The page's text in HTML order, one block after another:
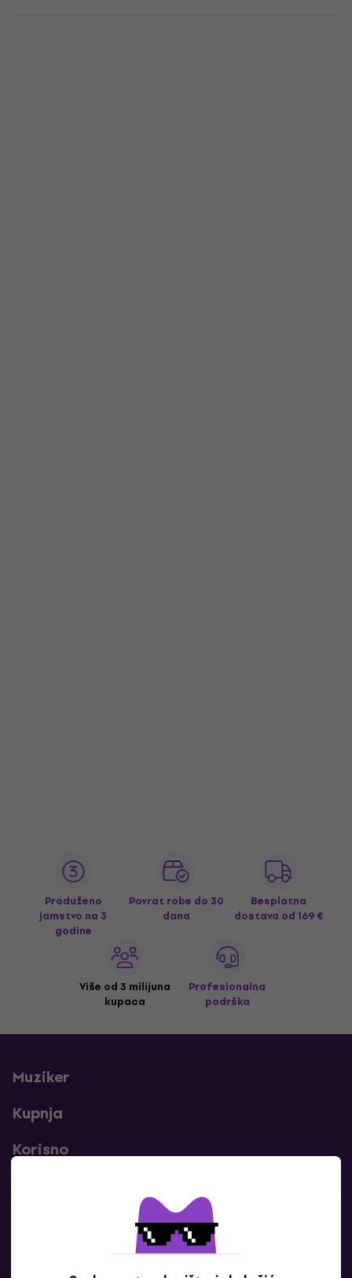
Produženo
jamstvo na 3
godine
Povrat robe do 30
dana
Besplatna
dostava od 169 €
Više od 3 milijuna
kupaca
Profesionalna
podrška
Muziker
Kupnja
Korisno
Kontakti
Javi nam se